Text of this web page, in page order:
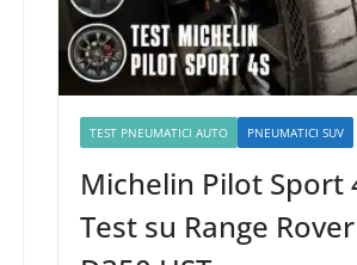
TEST PNEUMATICI AUTO PNEUMATICI SUV
Michelin Pilot Sport
Test su Range